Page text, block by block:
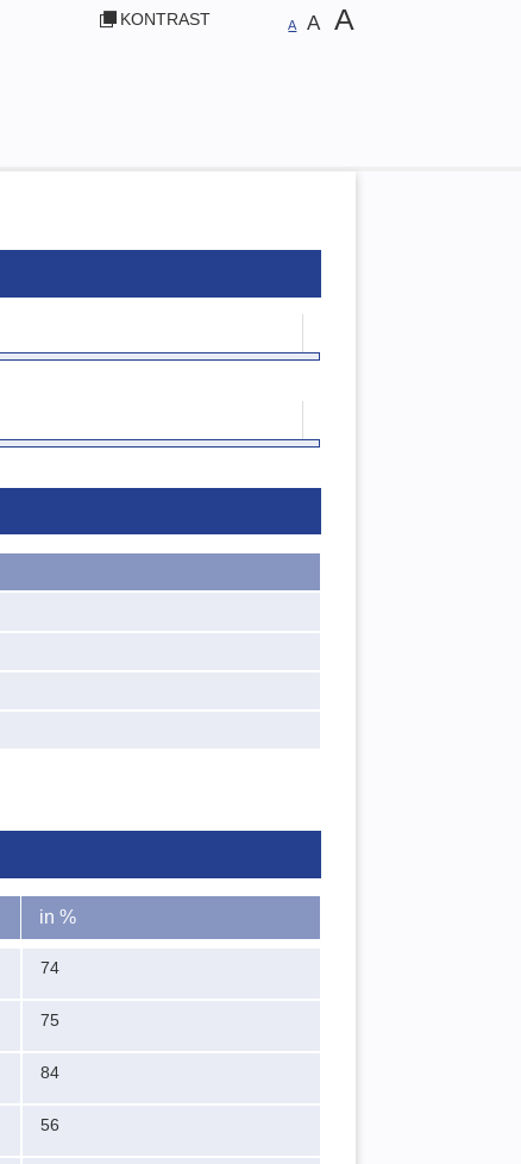
KONTRAST A A A
in %
74
75
84
56